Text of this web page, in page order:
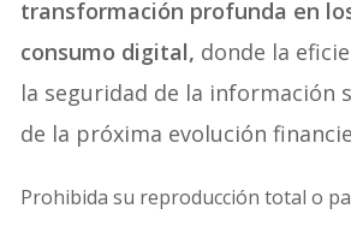
transformación profunda en
consumo digital, donde la
la seguridad de la información
de la próxima evolución
Prohibida su reproducción total o